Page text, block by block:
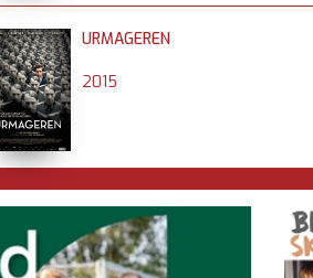
URMAGEREN
2015